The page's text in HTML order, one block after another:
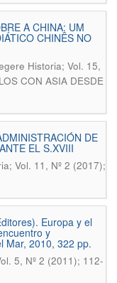
A CHINA: UM
CHINÊS NO
Historia; Vol. 15,
CON ASIA DESDE
DE
EL S.XVIII
Vol. 11, Nº 2 (2017);
Europa y el
y
Mar, 2010, 322 pp.
5, Nº 2 (2011); 112-